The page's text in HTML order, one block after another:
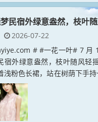
民宿外绿意盎然，枝叶
2026-07-22
# #一花一叶# 7 月
宿外绿意盎然，枝叶随风轻
浅粉色长裙，站在树荫下手
自然俏皮。阳光穿过叶隙洒